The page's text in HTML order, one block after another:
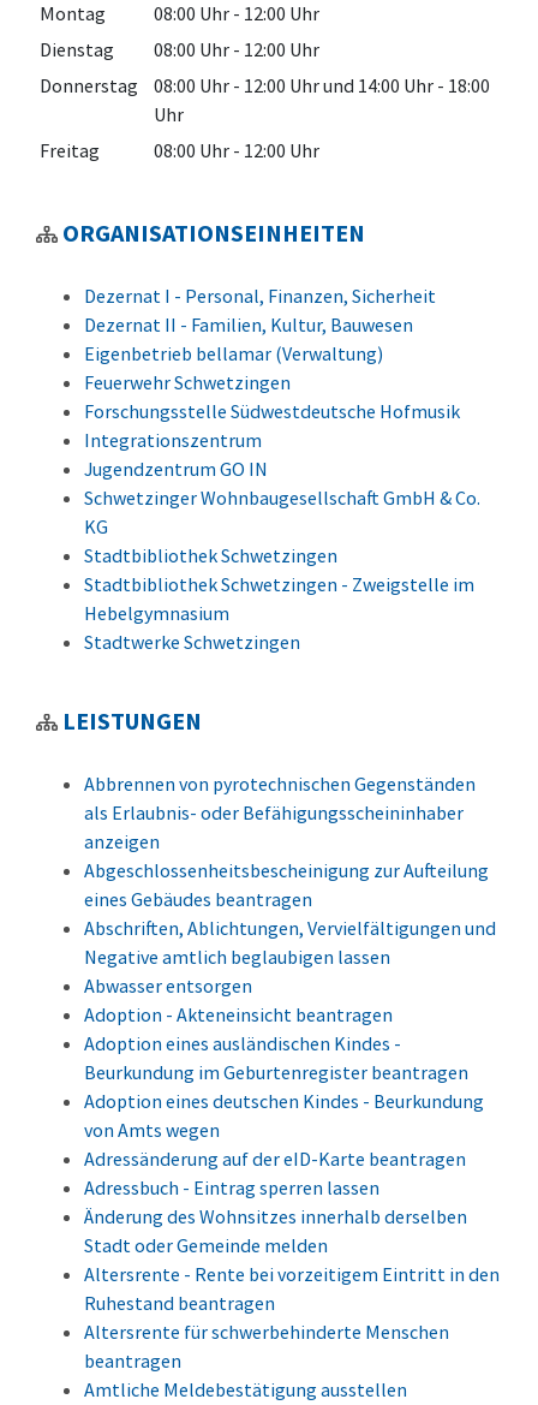
Montag 08:00 Uhr - 12:00 Uhr
Dienstag
08:00 Uhr - 12:00 Uhr
Donnerstag
08:00 Uhr - 12:00 Uhrund 14:00 Uhr - 18:00
Uhr
Freitag
08:00 Uhr - 12:00 Uhr
ORGANISATIONSEINHEITEN
Dezernat I - Personal, Finanzen, Sicherheit
Dezernat II - Familien, Kultur, Bauwesen
Eigenbetrieb bellamar (Verwaltung)
Feuerwehr Schwetzingen
Forschungsstelle Südwestdeutsche Hofmusik
Integrationszentrum
Jugendzentrum GO IN
Schwetzinger Wohnbaugesellschaft GmbH & Co.
KG
Stadtbibliothek Schwetzingen
Stadtbibliothek Schwetzingen - Zweigstelle im
Hebelgymnasium
Stadtwerke Schwetzingen
LEISTUNGEN
Abbrennen von pyrotechnischen Gegenständen
als Erlaubnis- oder Befähigungsscheininhaber
anzeigen
Abgeschlossenheitsbescheinigung zur Aufteilung
eines Gebäudes beantragen
Abschriften, Ablichtungen, Vervielfältigungen und
Negative amtlich beglaubigen lassen
Abwasser entsorgen
Adoption - Akteneinsicht beantragen
Adoption eines ausländischen Kindes -
Beurkundung im Geburtenregister beantragen
Adoption eines deutschen Kindes - Beurkundung
von Amts wegen
Adressänderung auf der eID-Karte beantragen
Adressbuch - Eintrag sperren lassen
Änderung des Wohnsitzes innerhalb derselben
Stadt oder Gemeinde melden
Altersrente - Rente bei vorzeitigem Eintritt in den
Ruhestand beantragen
Altersrente für schwerbehinderte Menschen
beantragen
Amtliche Meldebestätigung ausstellen